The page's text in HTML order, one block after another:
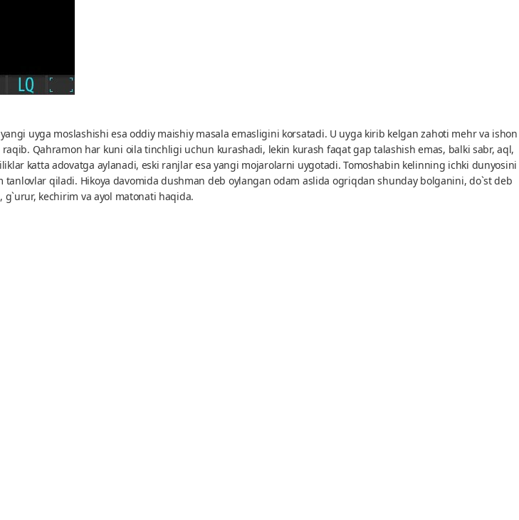
uyga moslashishi esa oddiy maishiy masala emasligini korsatadi. U uyga kirib kelgan zahoti mehr va ishon
Qahramon har kuni oila tinchligi uchun kurashadi, lekin kurash faqat gap talashish emas, balki sabr, aql,
katta adovatga aylanadi, eski ranjlar esa yangi mojarolarni uygotadi. Tomoshabin kelinning ichki dunyosini
qiladi. Hikoya davomida dushman deb oylangan odam aslida ogriqdan shunday bolganini, do`st deb
kechirim va ayol matonati haqida.